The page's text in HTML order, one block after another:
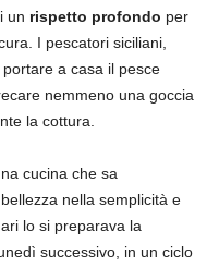
un rispetto profondo per
I pescatori siciliani,
a casa il pesce
nemmeno una goccia
la cottura.
cucina che sa
nella semplicità e
lo si preparava la
successivo, in un ciclo